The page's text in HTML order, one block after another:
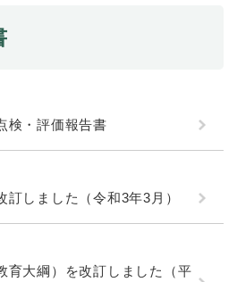
検・評価報告書
しました（令和3年3月）
育大綱）を改訂しました（平